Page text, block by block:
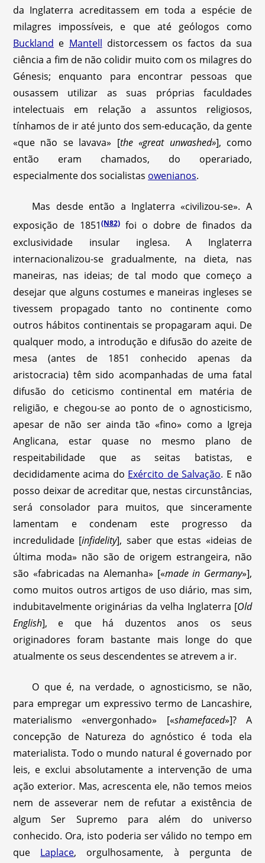
da Inglaterra acreditassem em toda a espécie de
milagres impossíveis, e que até geólogos como
Buckland e Mantell distorcessem os factos da sua
ciência a fim de não colidir muito com os milagres do
Génesis; enquanto para encontrar pessoas que
ousassem utilizar as suas próprias faculdades
intelectuais em relação a assuntos religiosos,
tínhamos de ir até junto dos sem-educação, da gente
«que não se lavava» [the «great unwashed»], como
então eram chamados, do operariado,
especialmente dos socialistas owenianos.
Mas desde então a Inglaterra «civilizou-se». A
exposição de 1851(N82) foi o dobre de finados da
exclusividade insular inglesa. A Inglaterra
internacionalizou-se gradualmente, na dieta, nas
maneiras, nas ideias; de tal modo que começo a
desejar que alguns costumes e maneiras ingleses se
tivessem propagado tanto no continente como
outros hábitos continentais se propagaram aqui. De
qualquer modo, a introdução e difusão do azeite de
mesa (antes de 1851 conhecido apenas da
aristocracia) têm sido acompanhadas de uma fatal
difusão do ceticismo continental em matéria de
religião, e chegou-se ao ponto de o agnosticismo,
apesar de não ser ainda tão «fino» como a Igreja
Anglicana, estar quase no mesmo plano de
respeitabilidade que as seitas batistas, e
decididamente acima do Exército de Salvação. E não
posso deixar de acreditar que, nestas circunstâncias,
será consolador para muitos, que sinceramente
lamentam e condenam este progresso da
incredulidade [infidelity], saber que estas «ideias de
última moda» não são de origem estrangeira, não
são «fabricadas na Alemanha» [«made in Germany»],
como muitos outros artigos de uso diário, mas sim,
indubitavelmente originárias da velha Inglaterra [Old
English], e que há duzentos anos os seus
originadores foram bastante mais longe do que
atualmente os seus descendentes se atrevem a ir.
O que é, na verdade, o agnosticismo, se não,
para empregar um expressivo termo de Lancashire,
materialismo «envergonhado» [«shamefaced»]? A
concepção de Natureza do agnóstico é toda ela
materialista. Todo o mundo natural é governado por
leis, e exclui absolutamente a intervenção de uma
ação exterior. Mas, acrescenta ele, não temos meios
nem de asseverar nem de refutar a existência de
algum Ser Supremo para além do universo
conhecido. Ora, isto poderia ser válido no tempo em
que Laplace, orgulhosamente, à pergunta de